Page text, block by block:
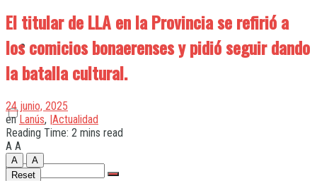
Varela
El titular de LLA en la Provincia se refirió a
los comicios bonaerenses y pidió seguir dando
la batalla cultural.
24 junio, 2025
en Lanús, |Actualidad
Reading Time: 2 mins read
A A
A
A
Reset